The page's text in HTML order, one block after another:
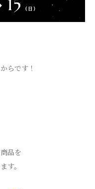
らです！
品を
す。